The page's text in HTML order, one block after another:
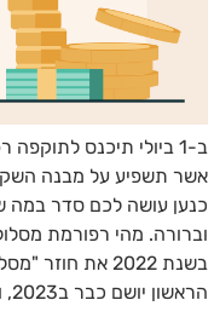
ב-1 ביולי תיכנס
אשר תשפיע על מבנה
כנען עושה לכם סדר
וברורה. מהי רפורמת
בשנת 2022 את
הראשון יושם כבר ב2023, וחלקה השני ייכנס לתוקף […]